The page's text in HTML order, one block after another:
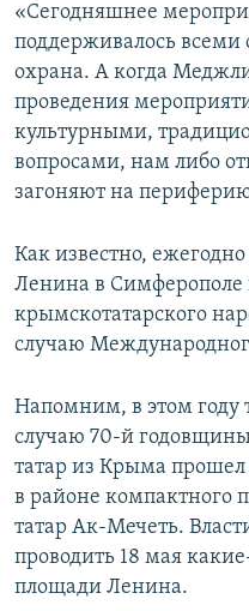
«Сегодняшнее
поддерживалось всеми
охрана. А когда
проведения
культурными,
вопросами, нам либо
загоняют на
Как известно,
Ленина в
крымскотатарского
случаю
Напомним, в этом году
случаю 70-й
татар из Крыма
в районе
татар Ак-Мечеть.
проводить 18 мая
площади Ленина.